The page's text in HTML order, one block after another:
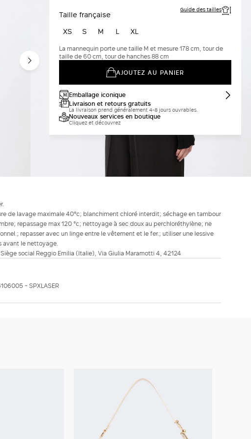
Taille française Guide des tailles
XS S M L XL
La mannequin porte une taille M et mesure 178 cm, tour de
taille de 60 cm, tour de hanches 88 cm
AJOUTEZ AU PANIER
Emballage iconique
Livraison et retours gratuits
La livraison prend généralement 4-8 jours ouvrables.
Nouveaux services en boutique
Cliquez et découvrez
de lavage maximale 40°c; blanchiment chloré interdit; séchage en tambour
repassage max 120 °c; nettoyage à sec doux au perchloréthylène; ne
repasser avec un linge entre le vêtement et le fer.; utiliser une lessive
avant le nettoyage.
social Reggio Emilia (Italie), Via Giulia Maramotti 4, 42124
- SPXLASER